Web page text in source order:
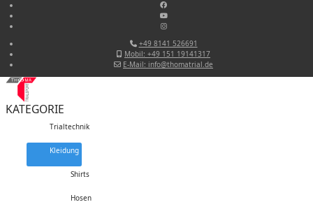
+49 8141 526691
Mobil: +49 151 19141317
E-Mail: info@thomatrial.de
KATEGORIE
Trialtechnik
Kleidung
Shirts
Hosen